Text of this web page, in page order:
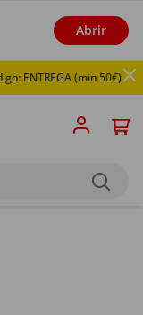
Abrir
ENTREGA (min 50€)